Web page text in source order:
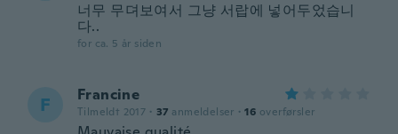
너무 무뎌보여서 그냥 서랍에 넣어두었습니
다..
for ca. 5 år siden
F Francine
Tilmeldt 2017 · 37 anmeldelser · 16 overførsler